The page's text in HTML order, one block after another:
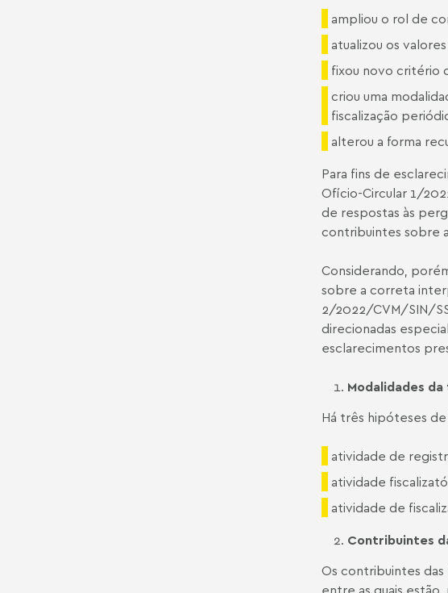
ampliou o rol de
atualizou os
fixou novo critério
criou uma
fiscalização
alterou a forma
Para fins de
Ofício-Circular 1/
de respostas às
contribuintes sobre
Considerando,
sobre a correta
2/2022/CVM/SIN/
direcionadas
esclarecimentos
Modalidades da
Há três hipóteses
atividade de
atividade
atividade de
Contribuintes
Os contribuintes das
entre as quais